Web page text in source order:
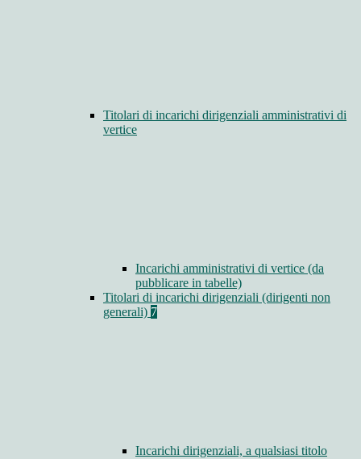
Titolari di incarichi dirigenziali amministrativi di
vertice
Incarichi amministrativi di vertice (da
pubblicare in tabelle)
Titolari di incarichi dirigenziali (dirigenti non
generali) 7
Incarichi dirigenziali, a qualsiasi titolo